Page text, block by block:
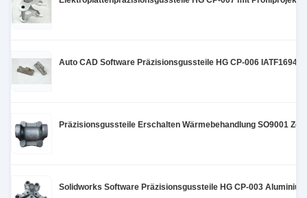
Auto CAD Software Präzisionsgussteile HG CP-006 IATF16949
Präzisionsgussteile Erschalten Wärmebehandlung SO9001
Solidworks Software Präzisionsgussteile HG CP-003